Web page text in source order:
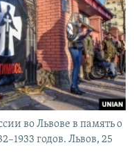
во Львове в память о
годов. Львов, 25